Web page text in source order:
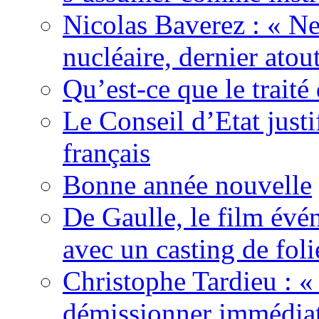
Nicolas Baverez : «
nucléaire, dernier
Qu’est-ce que le traité
Le Conseil d’Etat
français
Bonne année nouvelle
De Gaulle, le film
avec un casting de
Christophe Tardieu : «